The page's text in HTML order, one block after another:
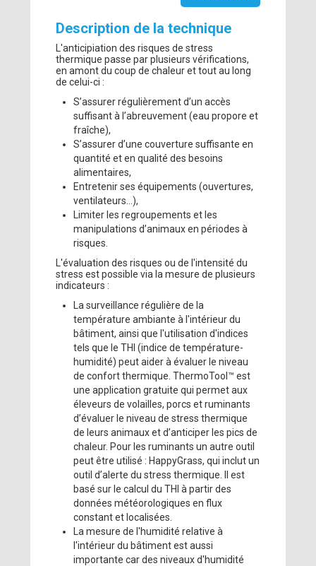
Description de la technique
L'anticipiation des risques de stress
thermique passe par plusieurs vérifications,
en amont du coup de chaleur et tout au long
de celui-ci :
S’assurer régulièrement d’un accès
suffisant à l’abreuvement (eau propore et
fraîche),
S’assurer d’une couverture suffisante en
quantité et en qualité des besoins
alimentaires,
Entretenir ses équipements (ouvertures,
ventilateurs…),
Limiter les regroupements et les
manipulations d’animaux en périodes à
risques.
L'évaluation des risques ou de l'intensité du
stress est possible via la mesure de plusieurs
indicateurs :
La surveillance régulière de la
température ambiante à l'intérieur du
bâtiment, ainsi que l'utilisation d'indices
tels que le THI (indice de température-
humidité) peut aider à évaluer le niveau
de confort thermique. ThermoTool™ est
une application gratuite qui permet aux
éleveurs de volailles, porcs et ruminants
d’évaluer le niveau de stress thermique
de leurs animaux et d’anticiper les pics de
chaleur. Pour les ruminants un autre outil
peut être utilisé : HappyGrass, qui inclut un
outil d’alerte du stress thermique. Il est
basé sur le calcul du THI à partir des
données météorologiques en flux
constant et localisées.
La mesure de l'humidité relative à
l'intérieur du bâtiment est aussi
importante car des niveaux d'humidité